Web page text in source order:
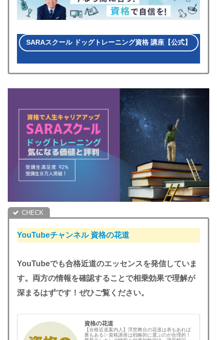
SARAスクール ドッグトレーニング資格 講座【公式】
YouTubeチャンネル 資格の花道
YouTubeでも合格近道のエッセンスを発信していま
す。両方の情報を確認することで相乗効果で理解が
深まるはずです！ぜひご覧ください。
資格の花道
【合格近道案内人】浮世舞台の花道は表もあれば
裏もある▷資格講座は戦略的に選ぶのが合理的！